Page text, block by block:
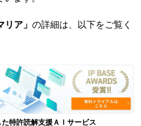
ア」 の詳細は、以下をご覧く
た特許読解支援ＡＩサービス